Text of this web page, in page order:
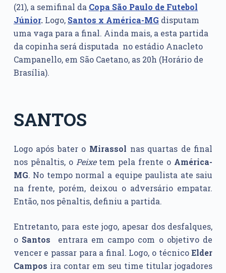
(21), a semifinal da Copa São Paulo de Futebol
Júnior. Logo, Santos x América-MG disputam
uma vaga para a final. Ainda mais, a esta partida
da copinha será disputada no estádio Anacleto
Campanello, em São Caetano, as 20h (Horário de
Brasília).
SANTOS
Logo após bater o Mirassol nas quartas de final
nos pênaltis, o Peixetem pela frente o América-
MG. No tempo normal a equipe paulista ate saiu
na frente, porém, deixou o adversário empatar.
Então, nos pênaltis, definiu a partida.
Entretanto, para este jogo, apesar dos desfalques,
o Santos entrara em campo com o objetivo de
vencer e passar para a final. Logo, o técnicoElder
Campos ira contar em seu time titular jogadores